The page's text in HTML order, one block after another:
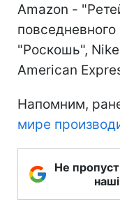
Amazon -
"Роскошь",
American
Напомним,
мире
Не